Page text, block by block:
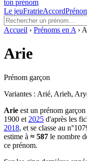
ton prénom
Le jeuFratrieAccord
Accueil › Prénoms en A ›
Arie
Prénom garçon
Variantes : Arié, Arieh,
Arie est un prénom garçon
1900 et 2025 d'après les
2018, et se classe au
estime à ≈ 587 le nombre
ce prénom.